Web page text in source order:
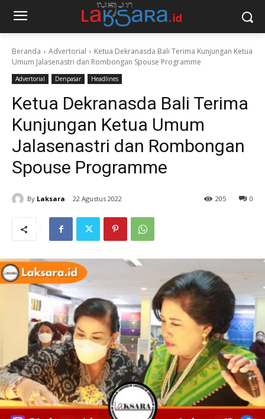
Beranda Advertorial
Ketua Dekranasda Bali Terima Kunjungan Ketua
Umum Jalasenastri dan Rombongan Spouse Programme
Advertorial Denpasar Headlines
Ketua Dekranasda Bali Terima
Kunjungan Ketua Umum
Jalasenastri dan Rombongan
Spouse Programme
By Laksara 22 Agustus 2022 0
205